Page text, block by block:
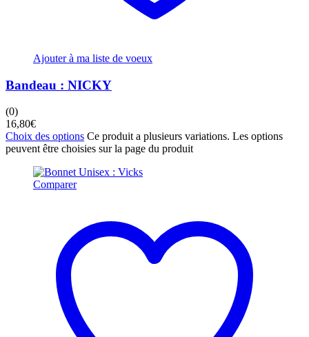
Ajouter à ma liste de voeux
Bandeau : NICKY
(0)
16,80€
Choix des options Ce produit a plusieurs variations. Les options
peuvent être choisies sur la page du produit
Comparer